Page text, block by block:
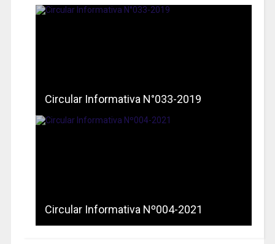
Circular Informativa N°033-2019
Circular Informativa Nº004-2021